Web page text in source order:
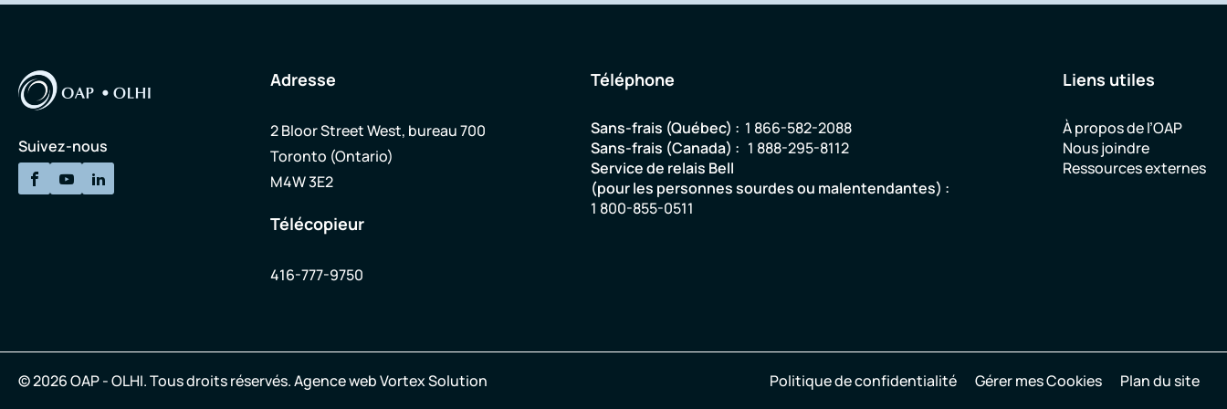
Suivez-nous
Adresse
2 Bloor Street West, bureau 700
Toronto (Ontario)
M4W 3E2
Télécopieur
416-777-9750
Téléphone
Sans-frais (Québec) : 1 866-582-2088
Sans-frais (Canada) : 1 888-295-8112
Service de relais Bell
(pour les personnes sourdes ou malentendantes) :
1 800-855-0511
Liens utiles
À propos de l’OAP
Nous joindre
Ressources externes
© 2026 OAP - OLHI.Tous droits réservés.Agence webVortex Solution Politique de confidentialité Gérer mes Cookies Plan du site